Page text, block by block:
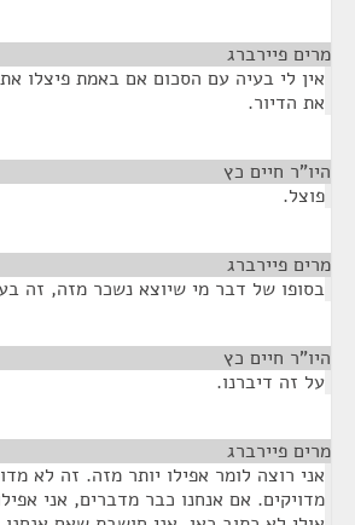
מרים פיירברג
אין לי בעיה עם הסכום אם באמת פיצלו
את הדיור.
היו"ר חיים כץ
פוצל.
מרים פיירברג
בסופו של דבר מי שיוצא נשכר מזה, זה
היו"ר חיים כץ
על זה דיברנו.
מרים פיירברג
אני רוצה לומר אפילו יותר מזה. זה לא
מדויקים. אם אנחנו כבר מדברים, אני